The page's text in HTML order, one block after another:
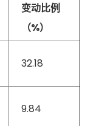
变动比例
（%）
32.18
9.84